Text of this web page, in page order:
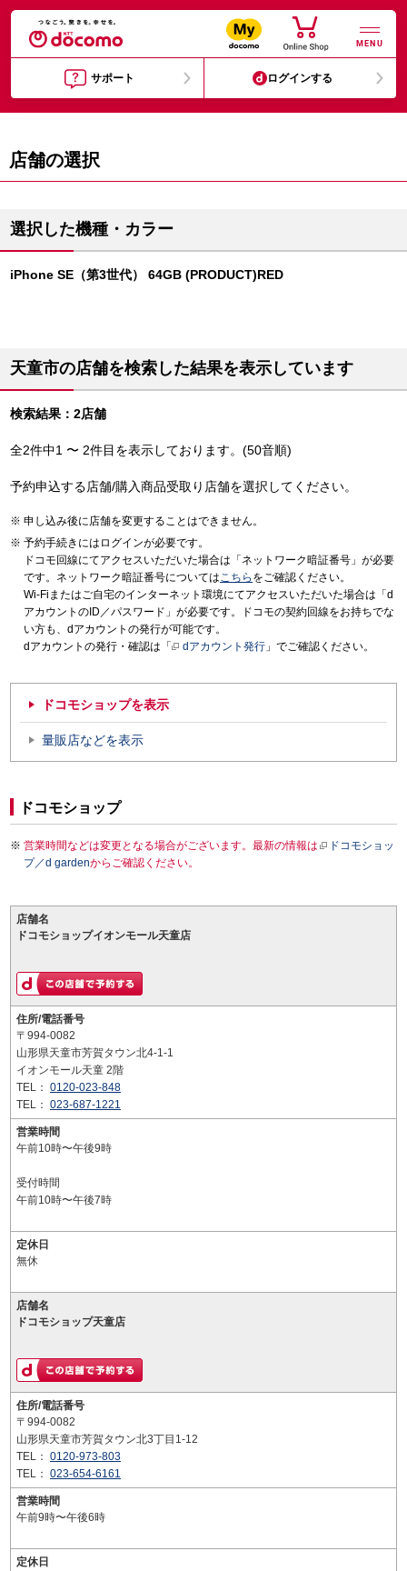
MENU
サポート ログインする
店舗の選択
選択した機種・カラー
iPhone SE（第3世代） 64GB (PRODUCT)RED
天童市の店舗を検索した結果を表示しています
検索結果：2店舗
全2件中1 〜 2件目を表示しております。(50音順)
予約申込する店舗/購入商品受取り店舗を選択してください。
申し込み後に店舗を変更することはできません。
予約手続きにはログインが必要です。
ドコモ回線にてアクセスいただいた場合は「ネットワーク暗証番号」が必要
です。ネットワーク暗証番号についてはこちら をご確認ください。
Wi-Fiまたはご自宅のインターネット環境にてアクセスいただいた場合は「d
アカウントのID／パスワード」が必要です。ドコモの契約回線をお持ちでな
い方も、dアカウントの発行が可能です。
dアカウントの発行・確認は「
dアカウント発行 」でご確認ください。
ドコモショップを表示
量販店などを表示
ドコモショップ
営業時間などは変更となる場合がございます。最新の情報は
ドコモショッ
プ／d gardenからご確認ください。
店舗名
ドコモショップイオンモール天童店
住所/電話番号
〒994-0082
山形県天童市芳賀タウン北4-1-1
イオンモール天童 2階
TEL： 0120-023-848
TEL： 023-687-1221
営業時間
午前10時〜午後9時
受付時間
午前10時〜午後7時
定休日
無休
店舗名
ドコモショップ天童店
住所/電話番号
〒994-0082
山形県天童市芳賀タウン北3丁目1-12
TEL： 0120-973-803
TEL： 023-654-6161
営業時間
午前9時〜午後6時
定休日